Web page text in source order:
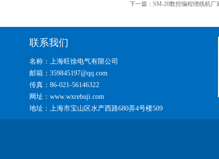
下一篇： SM-20数控编程绕线机厂
联系我们
名称：上海旺徐电气有限公司
邮箱：359845197@qq.com
传真：86-021-56146322
网址：www.wxrebuji.com
地址：上海市宝山区水产西路680弄4号楼509